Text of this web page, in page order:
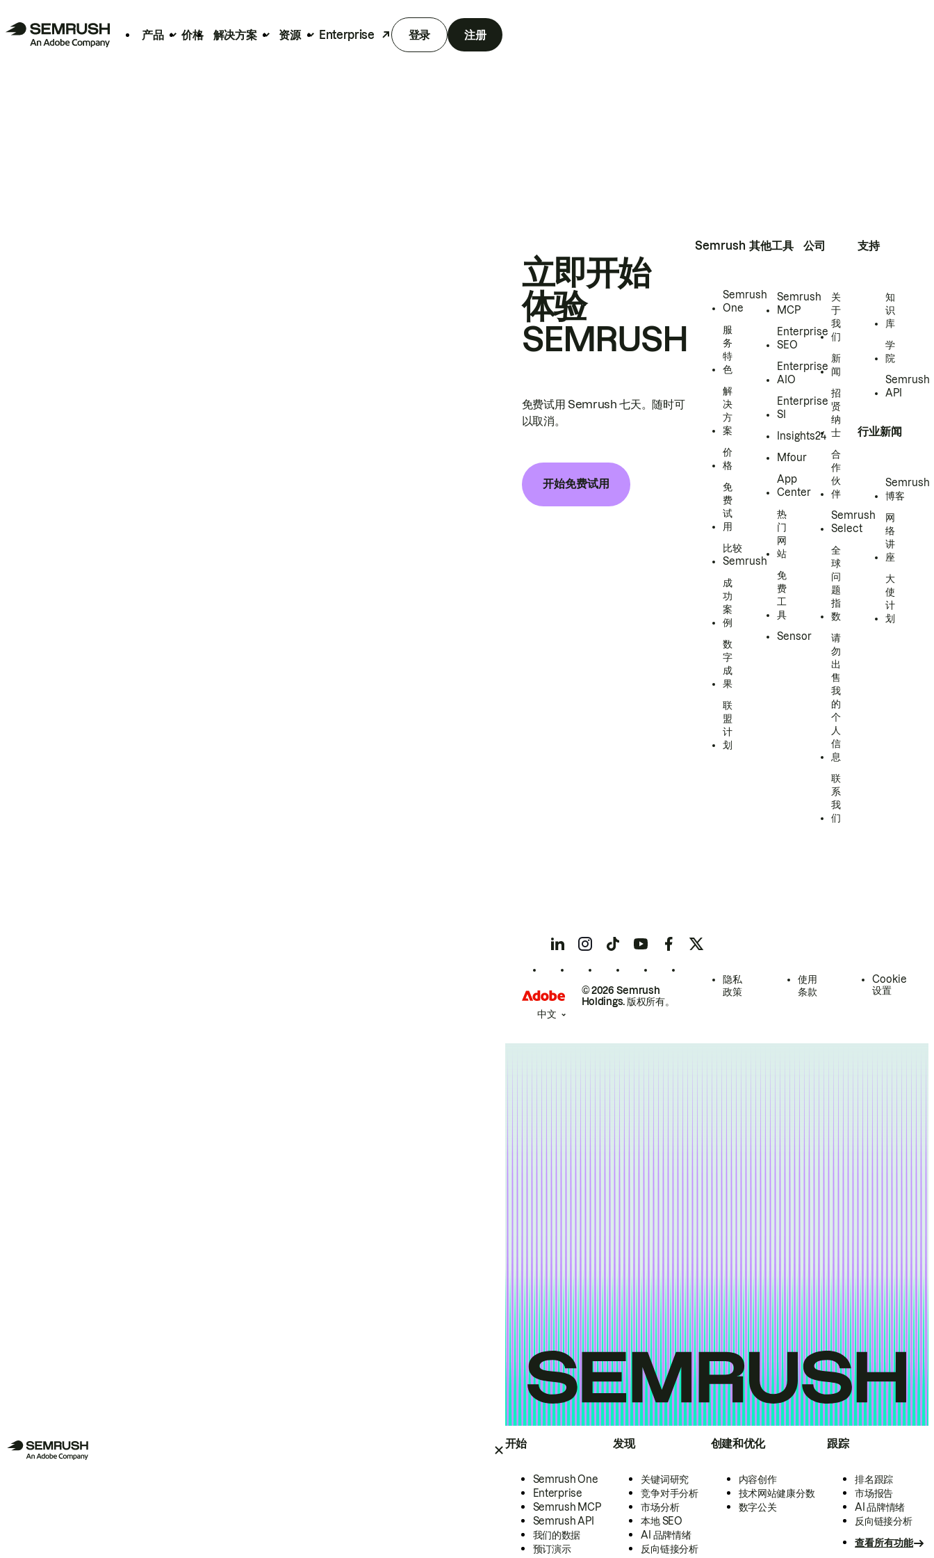
产品 价格 解决方案 资源 Enterprise 登录 注册
开始
Semrush One
Enterprise
Semrush MCP
Semrush API
我们的数据
预订演示
发现
关键词研究
竞争对手分析
市场分析
本地 SEO
AI 品牌情绪
反向链接分析
创建和优化
内容创作
技术网站健康分数
数字公关
跟踪
排名跟踪
市场报告
AI 品牌情绪
反向链接分析
查看所有功能
立即开始
体验
SEMRUSH
免费试用 Semrush 七天。随时可
以取消。
开始免费试用
Semrush
Semrush
One
服
务
特
色
解
决
方
案
价
格
免
费
试
用
比较
Semrush
成
功
案
例
数
字
成
果
联
盟
计
划
其他工具
Semrush
MCP
Enterprise
SEO
Enterprise
AIO
Enterprise
SI
Insights24
Mfour
App
Center
热
门
网
站
免
费
工
具
Sensor
公司
关
于
我
们
新
闻
招
贤
纳
士
合
作
伙
伴
Semrush
Select
全
球
问
题
指
数
请
勿
出
售
我
的
个
人
信
息
联
系
我
们
支持
知
识
库
学
院
Semrush
API
行业新闻
Semrush
博客
网
络
讲
座
大
使
计
划
© 2026 Semrush
Holdings. 版权所有。
隐私
政策
使用
条款
Cookie
设置
中文